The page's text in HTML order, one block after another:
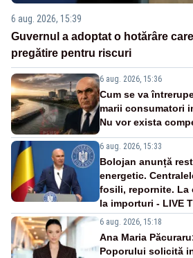
6 aug. 2026, 15:39
Guvernul a adoptat o hotărâre
pregătire pentru riscuri
6 aug. 2026, 15:36
Cum se va
marii consumatori
Nu vor exista
6 aug. 2026, 15:33
Bolojan anunță
energetic.
fosili, repornite. La
la importuri - LIVE
6 aug. 2026, 15:18
Ana Maria
Poporului solicită